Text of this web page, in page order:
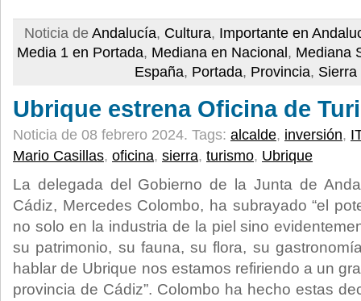
Noticia de Andalucía, Cultura, Importante en
Media 1 en Portada, Mediana en Nacional , Mediana
España, Portada, Provincia, Sierra
Ubrique estrena Oficina de
Noticia de 08 febrero 2024. Tags: alcalde, inversión,
Mario Casillas, oficina, sierra, turismo, Ubrique
La delegada del Gobierno de la Junta de
Cádiz, Mercedes Colombo, ha subrayado “el
no solo en la industria de la piel sino
su patrimonio, su fauna, su flora, su
hablar de Ubrique nos estamos refiriendo a un
provincia de Cádiz”. Colombo ha hecho estas